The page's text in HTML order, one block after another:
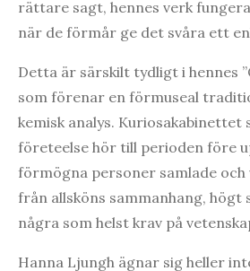
rättare sagt, hennes verk
när de förmår ge det svåra ett
Detta är särskilt tydligt i hennes
som förenar en förmuseal
kemisk analys.
företeelse hör till perioden före
förmögna personer samlade och
från allsköns sammanhang, högt
några som helst krav på
Hanna Ljungh ägnar sig heller